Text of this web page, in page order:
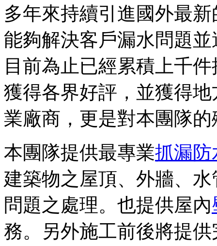
多年來持續引進國外最
能夠解決客戶漏水問題
目前為止已經累積上千件
獲得各界好評，並獲得
業廠商，更是對本團隊
本團隊提供最專業抓漏防
建築物之屋頂、外牆、
問題之處理。也提供屋內
務。另外施工前後將提